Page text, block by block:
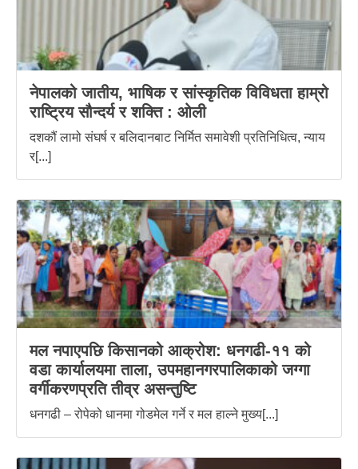
नेपालको जातीय, भाषिक र सांस्कृतिक विविधता हाम्रो
राष्ट्रिय सौन्दर्य र शक्ति : ‌ओली
दशकौं लामो संघर्ष र बलिदानबाट निर्मित समावेशी प्रतिनिधित्व, न्याय
र[...]
मल नपाएपछि किसानको आक्रोश: धनगढी-११ को
वडा कार्यालयमा ताला, उपमहानगरपालिकाको जग्गा
वर्गीकरणप्रति तीव्र असन्तुष्टि
धनगढी – रोपेको धानमा गोडमेल गर्ने र मल हाल्ने मुख्य[...]